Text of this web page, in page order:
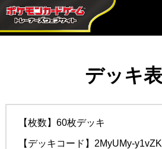
デッキ
【枚数】60枚デッキ
【デッキコード】 2MyUMy-